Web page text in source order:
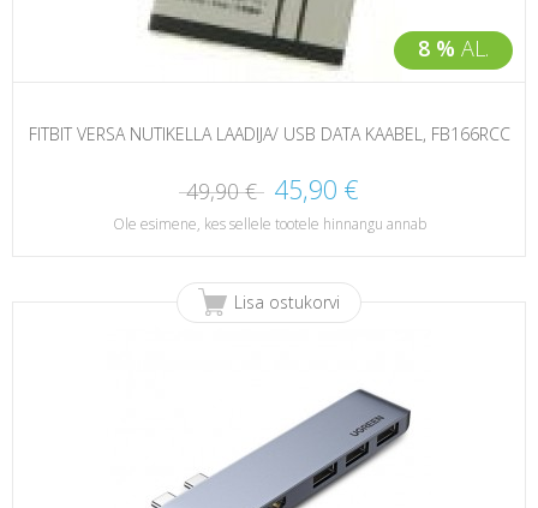
8 % AL.
FITBIT VERSA NUTIKELLA LAADIJA/ USB DATA KAABEL, FB166RCC
49,90 € 45,90 €
Ole esimene, kes sellele tootele hinnangu annab
Lisa ostukorvi